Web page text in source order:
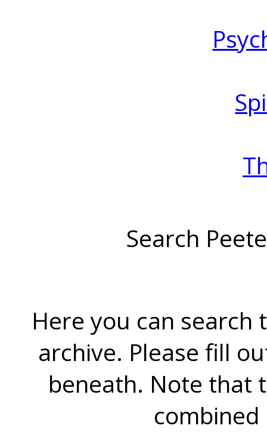
Search
Here you can search
archive. Please fill
beneath. Note that
combined